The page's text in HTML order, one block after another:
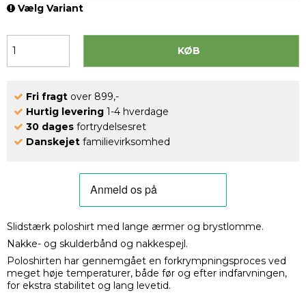
Vælg Variant
KØB
Fri fragt over 899,-
Hurtig levering 1-4 hverdage
30 dages fortrydelsesret
Danskejet familievirksomhed
Slidstærk poloshirt med lange ærmer og brystlomme.
Nakke- og skulderbånd og nakkespejl.
Poloshirten har gennemgået en forkrympningsproces ved
meget høje temperaturer, både før og efter indfarvningen,
for ekstra stabilitet og lang levetid.